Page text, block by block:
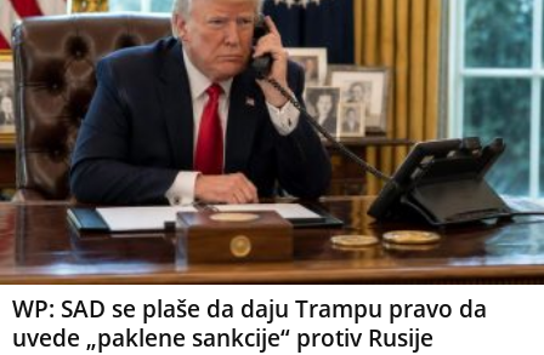
WP: SAD se plaše da daju Trampu pravo da
uvede „paklene sankcije“ protiv Rusije